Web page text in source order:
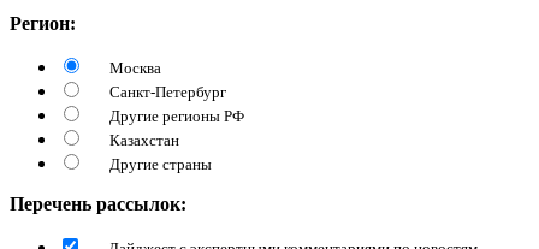
Регион:
Москва
Санкт-Петербург
Другие регионы РФ
Казахстан
Другие страны
Перечень рассылок: